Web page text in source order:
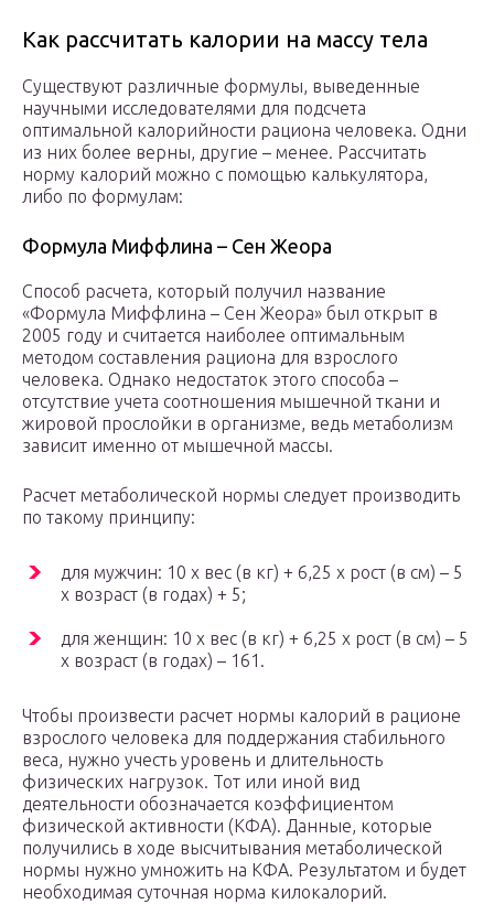
Как рассчитать калории на массу тела
Существуют различные формулы, выведенные
научными исследователями для подсчета
оптимальной калорийности рациона человека. Одни
из них более верны, другие – менее. Рассчитать
норму калорий можно с помощью калькулятора,
либо по формулам:
Формула Миффлина – Сен Жеора
Способ расчета, который получил название
«Формула Миффлина – Сен Жеора» был открыт в
2005 году и считается наиболее оптимальным
методом составления рациона для взрослого
человека. Однако недостаток этого способа –
отсутствие учета соотношения мышечной ткани и
жировой прослойки в организме, ведь метаболизм
зависит именно от мышечной массы.
Расчет метаболической нормы следует производить
по такому принципу:
для мужчин: 10 х вес (в кг) + 6,25 х рост (в см) – 5
х возраст (в годах) + 5;
для женщин: 10 х вес (в кг) + 6,25 х рост (в см) – 5
х возраст (в годах) – 161.
Чтобы произвести расчет нормы калорий в рационе
взрослого человека для поддержания стабильного
веса, нужно учесть уровень и длительность
физических нагрузок. Тот или иной вид
деятельности обозначается коэффициентом
физической активности (КФА). Данные, которые
получились в ходе высчитывания метаболической
нормы нужно умножить на КФА. Результатом и будет
необходимая суточная норма килокалорий.